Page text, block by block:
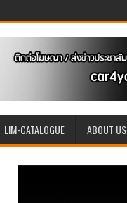
LIM-CATALOGUE ABOUT US